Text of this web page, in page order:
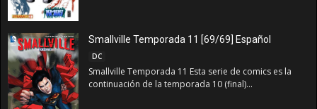
Smallville Temporada 11 [69/69] Español
DC
Smallville Temporada 11 Esta serie de comics es la
continuación de la temporada 10 (final)...